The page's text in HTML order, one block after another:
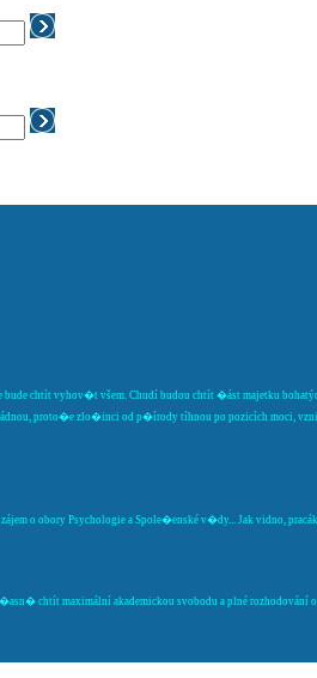
chtít vyhov�t všem. Chudí budou chtít �ást majetku
proto�e zlo�inci od p�írody tíhnou po pozicích moci,
o obory Psychologie a Spole�enské v�dy... Jak vidno,
chtít maximální akademickou svobodu a plné